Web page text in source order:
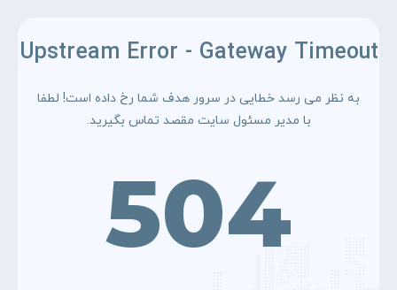
Upstream Error - Gateway Timeout
به نظر می رسد خطایی در سرور هدف شما رخ داده است! لطفا
با مدیر مسئول سایت مقصد تماس بگیرید.
504